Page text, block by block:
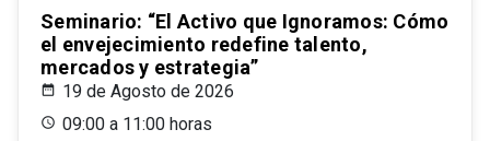
Seminario: “El Activo que Ignoramos: Cómo
el envejecimiento redefine talento,
mercados y estrategia”
19 de Agosto de 2026
09:00 a 11:00 horas